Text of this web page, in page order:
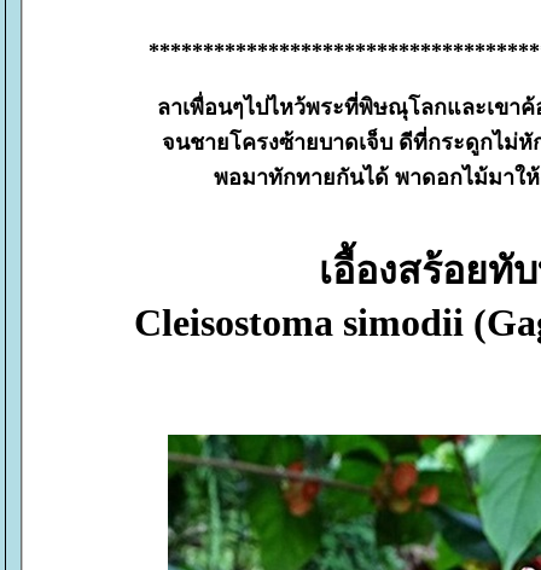
ลาเพื่อนๆไปไหว้พระที่พิษณุโลกและเขา
จนชายโครงซ้ายบาดเจ็บ ดีที่กระดูกไม่
พอมาทักทายกันได้ พาดอกไม้มาใ
เอื้องสร้อยทั
Cleisostoma simodii